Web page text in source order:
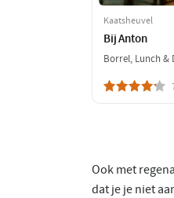
Kaatsheuvel
Bij Anton
Borrel, Lunch &
Ook met
dat je je niet